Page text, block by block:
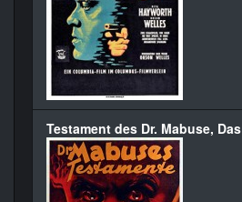
Testament des Dr. Mabuse, Das